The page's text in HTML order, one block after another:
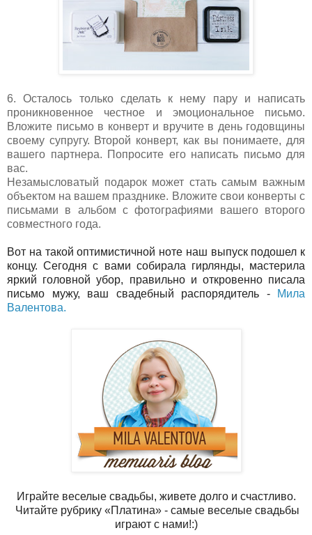
6. Осталось только сделать к нему пару и написать
проникновенное честное и эмоциональное письмо.
Вложите письмо в конверт и вручите в день годовщины
своему супругу. Второй конверт, как вы понимаете, для
вашего партнера. Попросите его написать письмо для
вас.
Незамысловатый подарок может стать самым важным
объектом на вашем празднике. Вложите свои конверты с
письмами в альбом с фотографиями вашего второго
совместного года.
Вот на такой оптимистичной ноте наш выпуск подошел к
концу. Сегодня с вами собирала гирлянды, мастерила
яркий головной убор, правильно и откровенно писала
письмо мужу, ваш свадебный распорядитель -
Мила
Валентова.
Играйте веселые свадьбы, живете долго и счастливо.
Читайте рубрику «Платина» - самые веселые свадьбы
играют с нами!:)